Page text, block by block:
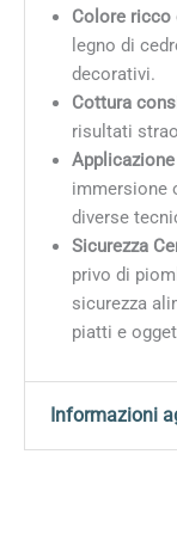
Colore ricco
legno di
decorativi.
Cottura
risultati
immersione
diverse
Sicurezza
privo di
sicurezza
piatti e
Informazioni